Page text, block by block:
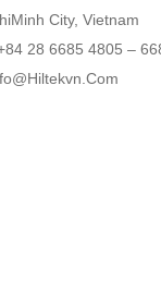
City, Vietnam
28 6685 4805 –